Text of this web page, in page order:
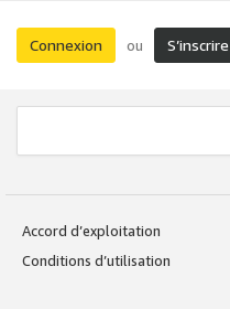
Connexion ou S’inscrire
Accord d’exploitation
Conditions d’utilisation